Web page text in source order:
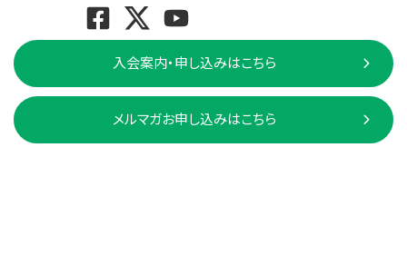
入会案内・申し込みはこちら
メルマガお申し込みはこちら